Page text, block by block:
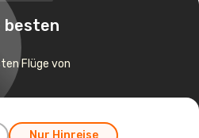
besten
Flüge von
Nur Hinreise